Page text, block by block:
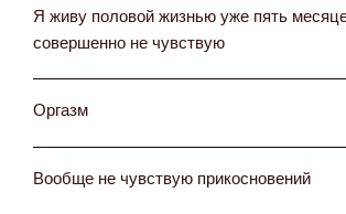
Я живу половой жизнью уже пять
совершенно не чувствую
Оргазм
Вообще не чувствую прикосновений